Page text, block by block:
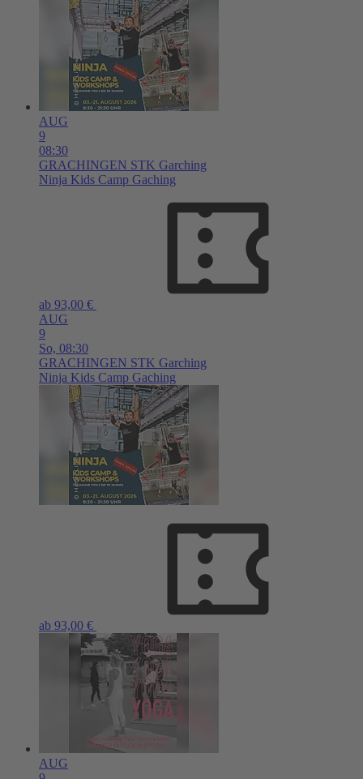
AUG
9
08:30
GRACHINGEN STK Garching
Ninja Kids Camp Gaching
ab 93,00 €
AUG
9
So, 08:30
GRACHINGEN STK Garching
Ninja Kids Camp Gaching
ab 93,00 €
AUG